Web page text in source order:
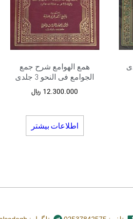
همع الهوامع شرح جمع
الجوامع فی النحو 3 جلدی
12.300.000 ﷼
اطلاعات بیشتر